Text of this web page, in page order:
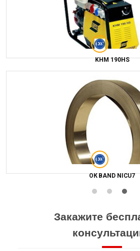
KHM 190HS
ОК BAND NICU7
Закажите